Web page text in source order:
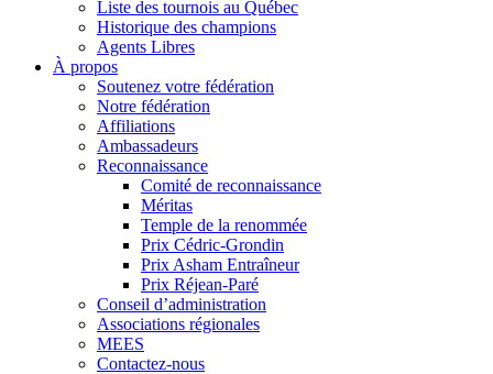
Liste des tournois au Québec
Historique des champions
Agents Libres
À propos
Soutenez votre fédération
Notre fédération
Affiliations
Ambassadeurs
Reconnaissance
Comité de reconnaissance
Méritas
Temple de la renommée
Prix Cédric-Grondin
Prix Asham Entraîneur
Prix Réjean-Paré
Conseil d’administration
Associations régionales
MEES
Contactez-nous